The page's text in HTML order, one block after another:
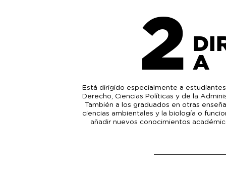
2 A
Está dirigido especialmente a
Derecho, Ciencias Políticas y de la
También a los graduados en otras
ciencias ambientales y la biología o
añadir nuevos conocimientos